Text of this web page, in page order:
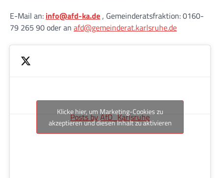
E-Mail an: info@afd-ka.de , Gemeinderatsfraktion: 0160-
79 265 90 oder an afd@gemeinderat.karlsruhe.de
Posts by AfD_Karlsruhe
Klicke hier, um Marketing-Cookies zu
akzeptieren und diesen Inhalt zu aktivieren